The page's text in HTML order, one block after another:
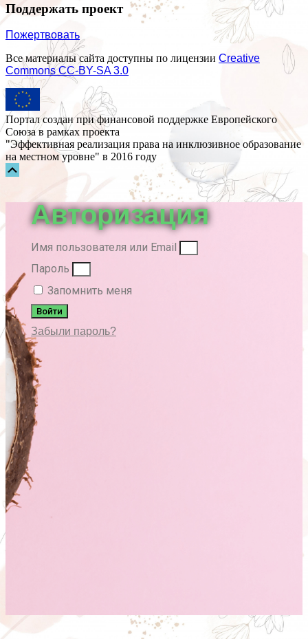
Поддержать проект
Пожертвовать
Все материалы сайта доступны по лицензии Creative
Commons СС-BY-SA 3.0
Портал создан при финансовой поддержке Европейского
Союза в рамках проекта
"Эффективная реализация права на инклюзивное образование
на местном уровне" в 2016 году
Прокрутка
Авторизация
Имя пользователя или Email
Пароль
Запомнить меня
Войти
Забыли пароль?